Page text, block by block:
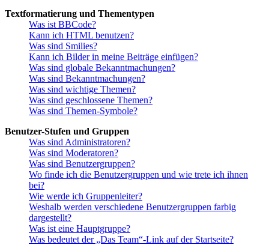
Textformatierung und Thementypen
Was ist BBCode?
Kann ich HTML benutzen?
Was sind Smilies?
Kann ich Bilder in meine Beiträge einfügen?
Was sind globale Bekanntmachungen?
Was sind Bekanntmachungen?
Was sind wichtige Themen?
Was sind geschlossene Themen?
Was sind Themen-Symbole?
Benutzer-Stufen und Gruppen
Was sind Administratoren?
Was sind Moderatoren?
Was sind Benutzergruppen?
Wo finde ich die Benutzergruppen und wie trete ich ihnen
bei?
Wie werde ich Gruppenleiter?
Weshalb werden verschiedene Benutzergruppen farbig
dargestellt?
Was ist eine Hauptgruppe?
Was bedeutet der „Das Team“-Link auf der Startseite?